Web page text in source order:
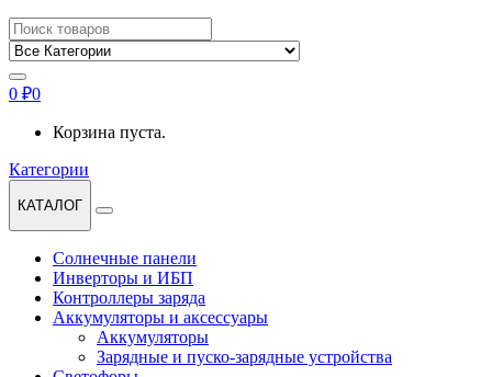
Найти:
0 ₽0
Корзина пуста.
Категории
КАТАЛОГ
Солнечные панели
Инверторы и ИБП
Контроллеры заряда
Аккумуляторы и аксессуары
Аккумуляторы
Зарядные и пуско-зарядные устройства